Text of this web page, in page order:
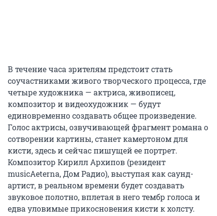
В течение часа зрителям предстоит стать
соучастниками живого творческого процесса, где
четыре художника — актриса, живописец,
композитор и видеохудожник — будут
единовременно создавать общее произведение.
Голос актрисы, озвучивающей фрагмент романа о
сотворении картины, станет камертоном для
кисти, здесь и сейчас пишущей ее портрет.
Композитор Кирилл Архипов (резидент
musicAeterna, Дом Радио), выступая как саунд-
артист, в реальном времени будет создавать
звуковое полотно, вплетая в него тембр голоса и
едва уловимые прикосновения кисти к холсту.